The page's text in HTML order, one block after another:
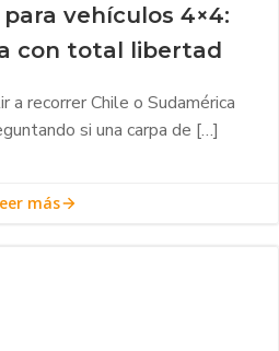
vehículos 4×4:
con total libertad
a recorrer Chile o Sudamérica
si una carpa de […]
más